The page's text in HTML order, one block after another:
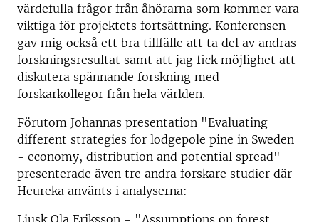
värdefulla frågor från åhörarna som kommer vara
viktiga för projektets fortsättning. Konferensen
gav mig också ett bra tillfälle att ta del av andras
forskningsresultat samt att jag fick möjlighet att
diskutera spännande forskning med
forskarkollegor från hela världen.
Förutom Johannas presentation "Evaluating
different strategies for lodgepole pine in Sweden
- economy, distribution and potential spread"
presenterade även tre andra forskare studier där
Heureka använts i analyserna:
Ljusk Ola Eriksson - "Assumptions on forest